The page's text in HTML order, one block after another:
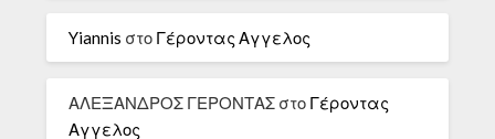
Yiannis στο Γέροντας Αγγελος
ΑΛΕΞΑΝΔΡΟΣ ΓΕΡΟΝΤΑΣ στο Γέροντας
Αγγελος